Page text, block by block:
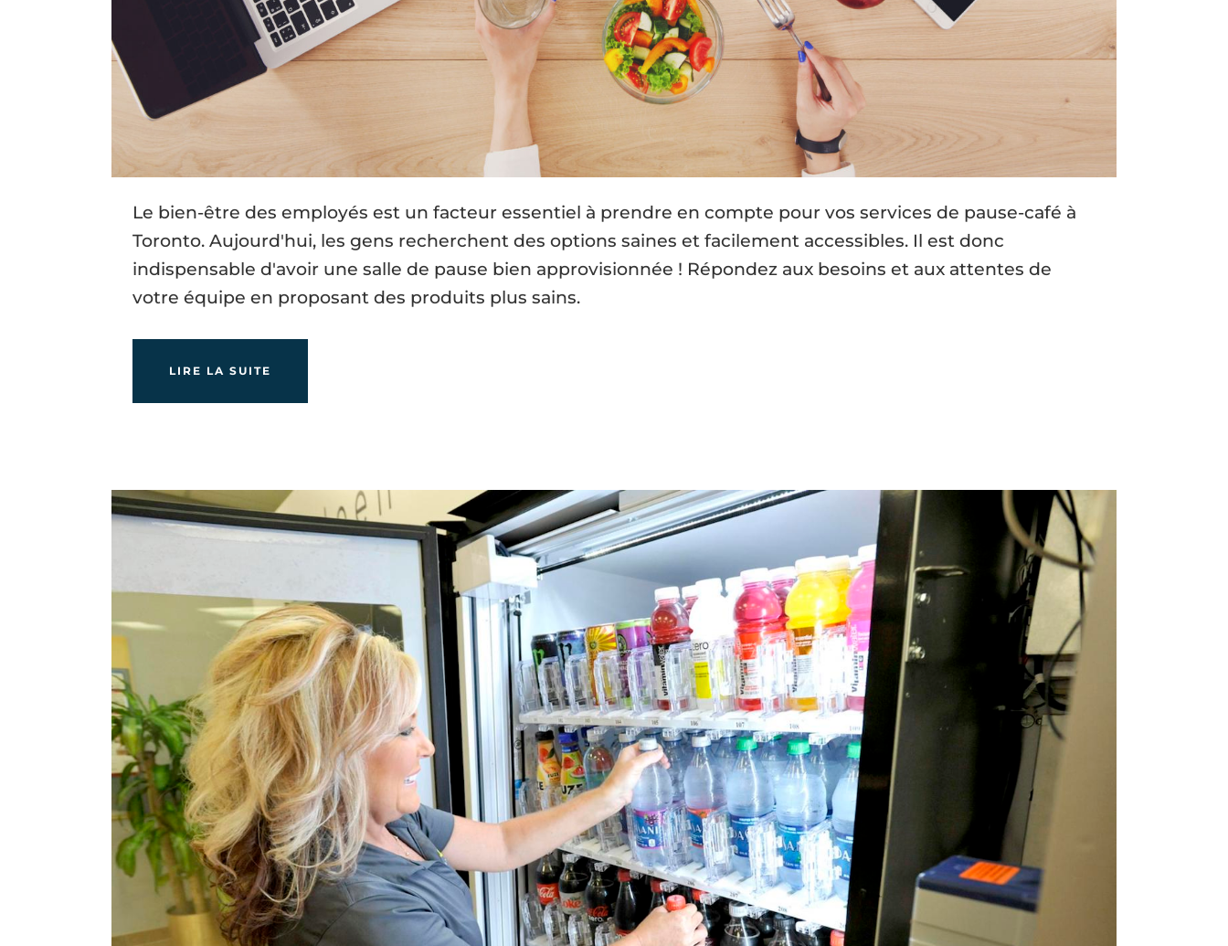
Le bien-être des employés est un facteur essentiel à prendre en compte pour vos services de pause-café à
Toronto. Aujourd'hui, les gens recherchent des options saines et facilement accessibles. Il est donc
indispensable d'avoir une salle de pause bien approvisionnée ! Répondez aux besoins et aux attentes de
votre équipe en proposant des produits plus sains.
LIRE LA SUITE